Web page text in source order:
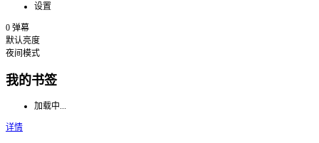
设置
0 弹幕
默认亮度
夜间模式
我的书签
加载中...
详情